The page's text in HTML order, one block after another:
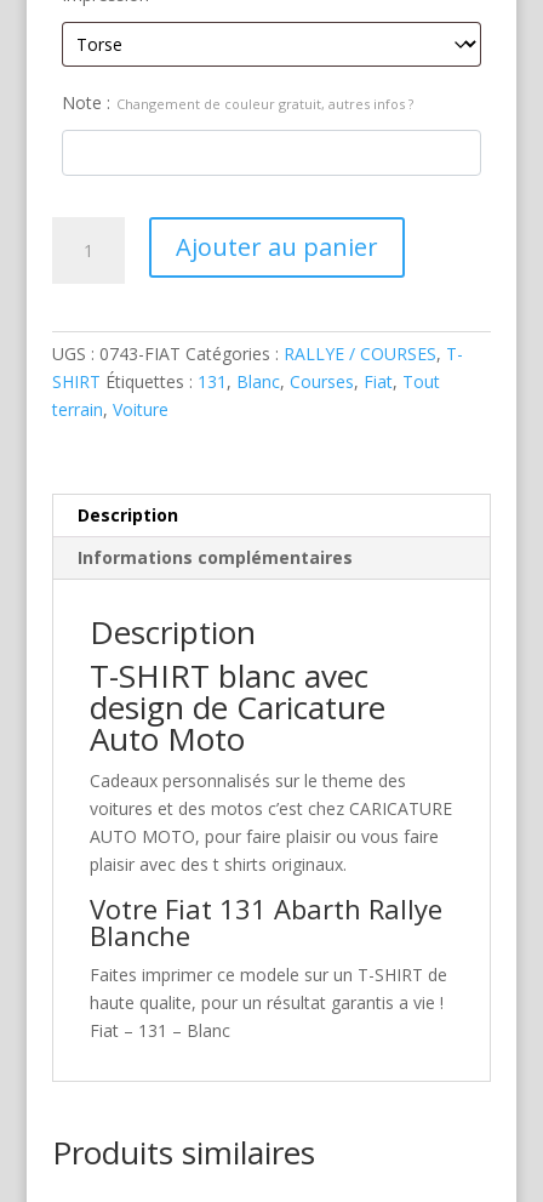
Note : Changement de couleur gratuit, autres infos ?
Ajouter au panier
UGS : 0743-FIAT Catégories : RALLYE / COURSES, T-
SHIRT Étiquettes : 131 , Blanc, Courses, Fiat, Tout
terrain, Voiture
Description
Informations complémentaires
Description
T-SHIRT blanc avec
design de Caricature
Auto Moto
Cadeaux personnalisés sur le theme des
voitures et des motos c’est chez CARICATURE
AUTO MOTO, pour faire plaisir ou vous faire
plaisir avec des t shirts originaux.
Votre Fiat 131 Abarth Rallye
Blanche
Faites imprimer ce modele sur un T-SHIRT de
haute qualite, pour un résultat garantis a vie !
Fiat – 131 – Blanc
Produits similaires